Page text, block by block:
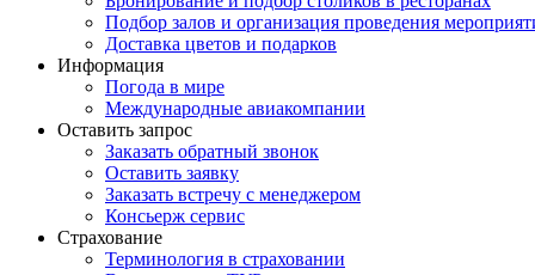
Подбор залов и организация проведения
Доставка цветов и подарков
Информация
Погода в мире
Международные авиакомпании
Оставить запрос
Заказать обратный звонок
Оставить заявку
Заказать встречу с менеджером
Консьерж сервис
Страхование
Терминология в страховании